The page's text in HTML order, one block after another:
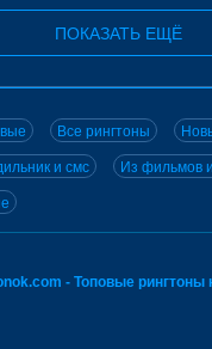
ПОКАЗАТЬ ЕЩЁ
Все рингтоны
и смс Из фильмов
- Топовые рингтоны